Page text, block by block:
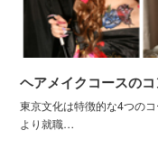
ヘアメイクコースのコ
東京文化は特徴的な4つの
より就職…